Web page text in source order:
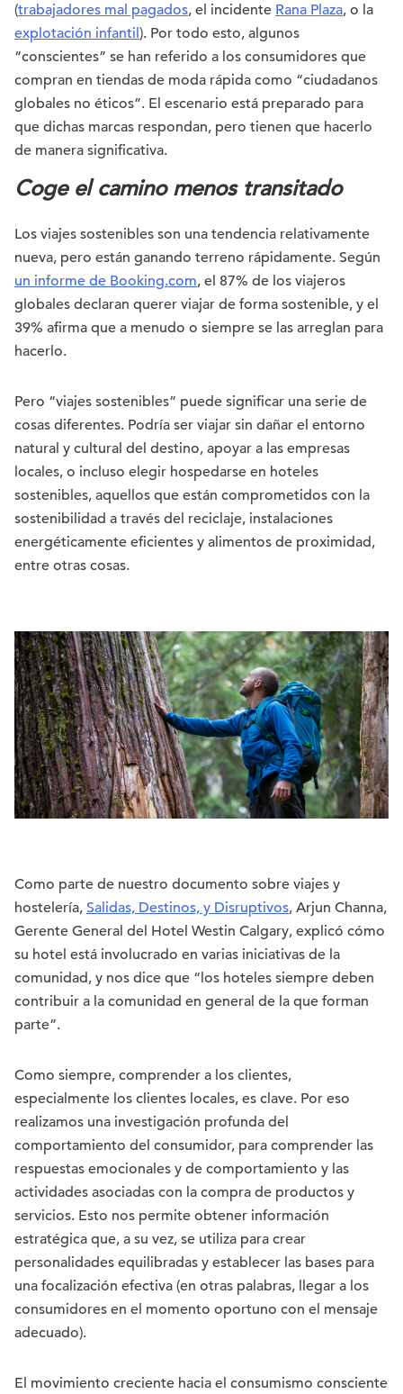
(trabajadores mal pagados, el incidente Rana Plaza, o la
explotación infantil). Por todo esto, algunos
“conscientes” se han referido a los consumidores que
compran en tiendas de moda rápida como “ciudadanos
globales no éticos”. El escenario está preparado para
que dichas marcas respondan, pero tienen que hacerlo
de manera significativa.
Coge el camino menos transitado
Los viajes sostenibles son una tendencia relativamente
nueva, pero están ganando terreno rápidamente. Según
un informe de Booking.com, el 87% de los viajeros
globales declaran querer viajar de forma sostenible, y el
39% afirma que a menudo o siempre se las arreglan para
hacerlo.
Pero “viajes sostenibles” puede significar una serie de
cosas diferentes. Podría ser viajar sin dañar el entorno
natural y cultural del destino, apoyar a las empresas
locales, o incluso elegir hospedarse en hoteles
sostenibles, aquellos que están comprometidos con la
sostenibilidad a través del reciclaje, instalaciones
energéticamente eficientes y alimentos de proximidad,
entre otras cosas.
Como parte de nuestro documento sobre viajes y
hostelería, Salidas, Destinos, y Disruptivos, Arjun Channa,
Gerente General del Hotel Westin Calgary, explicó cómo
su hotel está involucrado en varias iniciativas de la
comunidad, y nos dice que “los hoteles siempre deben
contribuir a la comunidad en general de la que forman
parte”.
Como siempre, comprender a los clientes,
especialmente los clientes locales, es clave. Por eso
realizamos una investigación profunda del
comportamiento del consumidor, para comprender las
respuestas emocionales y de comportamiento y las
actividades asociadas con la compra de productos y
servicios. Esto nos permite obtener información
estratégica que, a su vez, se utiliza para crear
personalidades equilibradas y establecer las bases para
una focalización efectiva (en otras palabras, llegar a los
consumidores en el momento oportuno con el mensaje
adecuado).
El movimiento creciente hacia el consumismo consciente